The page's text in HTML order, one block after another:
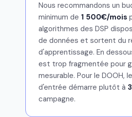
Nous recommandons un
minimum de 1 500€/mois
algorithmes des DSP
de données et sortent du
d'apprentissage. En
est trop fragmentée pour
mesurable. Pour le DOOH,
d'entrée démarre plutôt à
campagne.